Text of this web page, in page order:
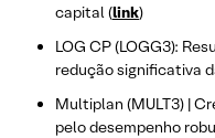
capital (link)
LOG CP (LOGG3):
redução significativa
Multiplan (MULT3) |
pelo desempenho